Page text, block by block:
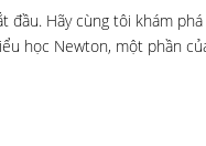
Hãy cùng tôi khám
học Newton, một phần